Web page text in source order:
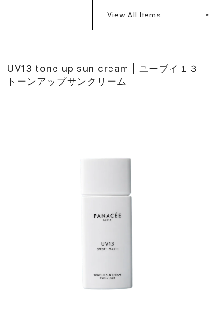
View All Items
UV13 tone up sun cream | ユーブイ１３
トーンアップサンクリーム